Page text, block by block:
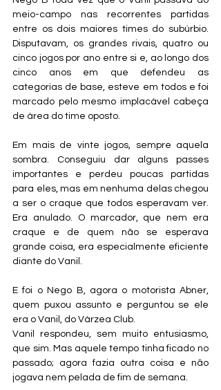
meio-campo nas recorrentes partidas
entre os dois maiores times do subúrbio.
Disputavam, os grandes rivais, quatro ou
cinco jogos por ano entre si e, ao longo dos
cinco anos em que defendeu as
categorias de base, esteve em todos e foi
marcado pelo mesmo implacável cabeça
de área do time oposto.
Em mais de vinte jogos, sempre aquela
sombra. Conseguiu dar alguns passes
importantes e perdeu poucas partidas
para eles, mas em nenhuma delas chegou
a ser o craque que todos esperavam ver.
Era anulado. O marcador, que nem era
craque e de quem não se esperava
grande coisa, era especialmente eficiente
diante do Vanil.
E foi o Nego B, agora o motorista Abner,
quem puxou assunto e perguntou se ele
era o Vanil, do Várzea Club.
Vanil respondeu, sem muito entusiasmo,
que sim. Mas aquele tempo tinha ficado no
passado; agora fazia outra coisa e não
jogava nem pelada de fim de semana.